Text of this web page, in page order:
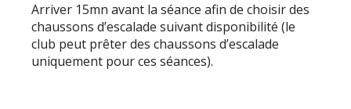
Arriver 15mn avant la séance afin de choisir des
chaussons d’escalade suivant disponibilité (le
club peut prêter des chaussons d’escalade
uniquement pour ces séances).